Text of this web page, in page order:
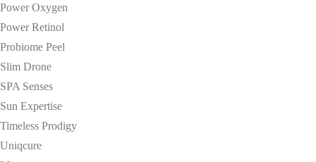
Power Oxygen
Power Retinol
Probiome Peel
Slim Drone
SPA Senses
Sun Expertise
Timeless Prodigy
Uniqcure